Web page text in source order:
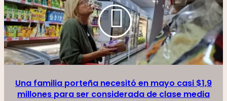
Una familia porteña necesitó en mayo casi $1,9
millones para ser considerada de clase media